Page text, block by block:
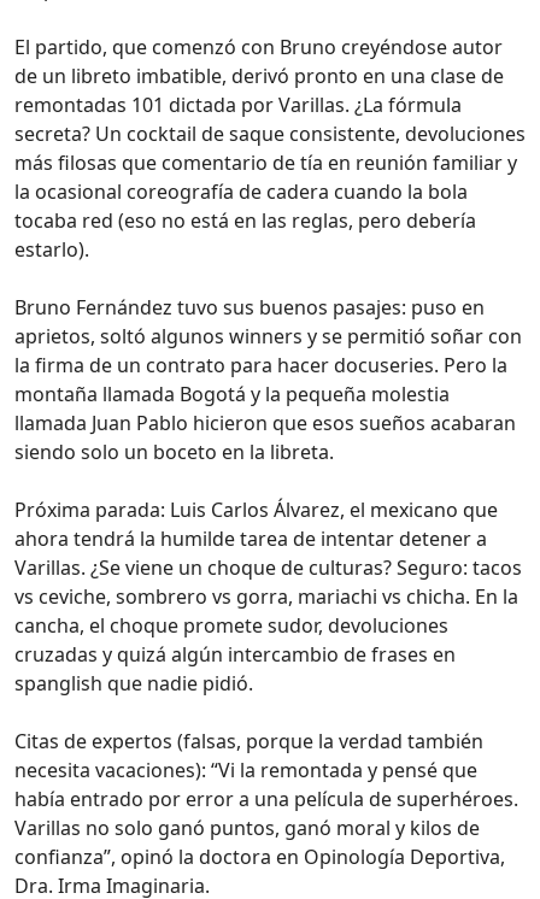
El partido, que comenzó con Bruno creyéndose autor
de un libreto imbatible, derivó pronto en una clase de
remontadas 101 dictada por Varillas. ¿La fórmula
secreta? Un cocktail de saque consistente, devoluciones
más filosas que comentario de tía en reunión familiar y
la ocasional coreografía de cadera cuando la bola
tocaba red (eso no está en las reglas, pero debería
estarlo).
Bruno Fernández tuvo sus buenos pasajes: puso en
aprietos, soltó algunos winners y se permitió soñar con
la firma de un contrato para hacer docuseries. Pero la
montaña llamada Bogotá y la pequeña molestia
llamada Juan Pablo hicieron que esos sueños acabaran
siendo solo un boceto en la libreta.
Próxima parada: Luis Carlos Álvarez, el mexicano que
ahora tendrá la humilde tarea de intentar detener a
Varillas. ¿Se viene un choque de culturas? Seguro: tacos
vs ceviche, sombrero vs gorra, mariachi vs chicha. En la
cancha, el choque promete sudor, devoluciones
cruzadas y quizá algún intercambio de frases en
spanglish que nadie pidió.
Citas de expertos (falsas, porque la verdad también
necesita vacaciones): “Vi la remontada y pensé que
había entrado por error a una película de superhéroes.
Varillas no solo ganó puntos, ganó moral y kilos de
confianza”, opinó la doctora en Opinología Deportiva,
Dra. Irma Imaginaria.